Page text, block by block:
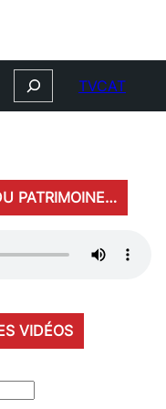
Search TVCAT
PATRIMOINE…
VIDÉOS